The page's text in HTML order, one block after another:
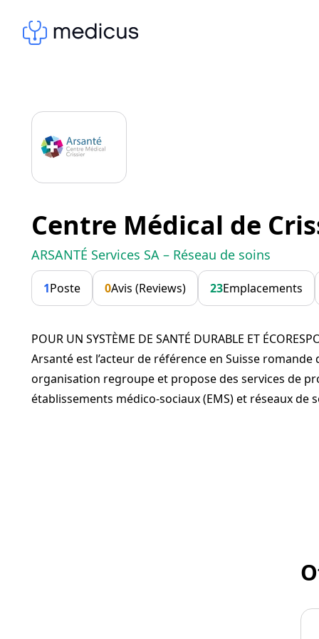
Centre Médical de
ARSANTÉ Services SA – Réseau de soins
1Poste 0Avis (Reviews) 23Emplacements
POUR UN SYSTÈME DE SANTÉ DURABLE ET
Arsanté est l’acteur de référence en Suisse
organisation regroupe et propose des services de
établissements médico-sociaux (EMS) et réseaux de